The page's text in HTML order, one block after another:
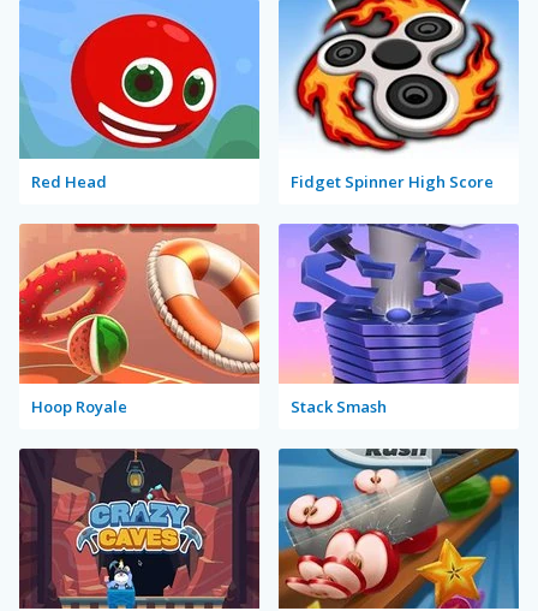
Red Head Fidget Spinner High Score
Hoop Royale Stack Smash